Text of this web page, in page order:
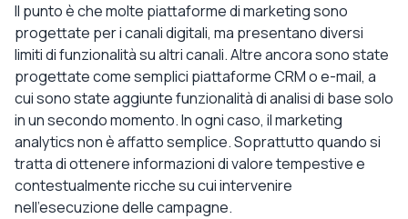
Il punto è che molte piattaforme di marketing sono
progettate per i canali digitali, ma presentano diversi
limiti di funzionalità su altri canali. Altre ancora sono state
progettate come semplici piattaforme CRM o e-mail, a
cui sono state aggiunte funzionalità di analisi di base solo
in un secondo momento. In ogni caso, il marketing
analytics non è affatto semplice. Soprattutto quando si
tratta di ottenere informazioni di valore tempestive e
contestualmente ricche su cui intervenire
nell’esecuzione delle campagne.